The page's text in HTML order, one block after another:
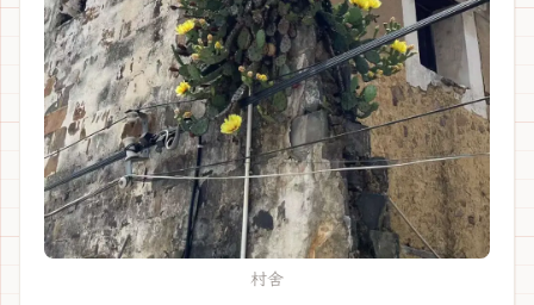
村舍